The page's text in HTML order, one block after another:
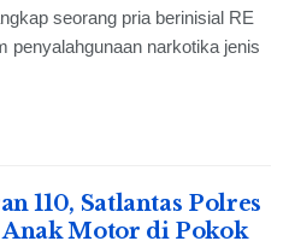
seorang pria berinisial RE
penyalahgunaan narkotika jenis
110, Satlantas Polres
Motor di Pokok